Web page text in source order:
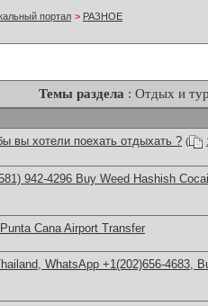
портал > РАЗНОЕ
Темы раздела : Отдых и
вы хотели поехать отдыхать ? (
942-4296 Buy Weed Hashish
Cana Airport Transfer
WhatsApp +1(202)656-4683,